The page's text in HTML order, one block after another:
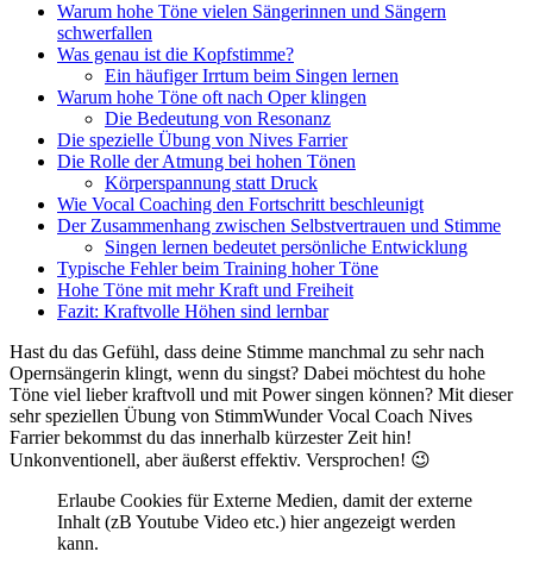
Warum hohe Töne vielen Sängerinnen und Sängern
schwerfallen
Was genau ist die Kopfstimme?
Ein häufiger Irrtum beim Singen lernen
Warum hohe Töne oft nach Oper klingen
Die Bedeutung von Resonanz
Die spezielle Übung von Nives Farrier
Die Rolle der Atmung bei hohen Tönen
Körperspannung statt Druck
Wie Vocal Coaching den Fortschritt beschleunigt
Der Zusammenhang zwischen Selbstvertrauen und Stimme
Singen lernen bedeutet persönliche Entwicklung
Typische Fehler beim Training hoher Töne
Hohe Töne mit mehr Kraft und Freiheit
Fazit: Kraftvolle Höhen sind lernbar
Hast du das Gefühl, dass deine Stimme manchmal zu sehr nach
Opernsängerin klingt, wenn du singst? Dabei möchtest du hohe
Töne viel lieber kraftvoll und mit Power singen können? Mit dieser
sehr speziellen Übung von StimmWunder Vocal Coach Nives
Farrier bekommst du das innerhalb kürzester Zeit hin!
Unkonventionell, aber äußerst effektiv. Versprochen! 😉
Erlaube Cookies für Externe Medien, damit der externe
Inhalt (zB Youtube Video etc.) hier angezeigt werden
kann.